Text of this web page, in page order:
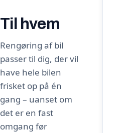
Til hvem
Rengøring af bil
passer til dig, der vil
have hele bilen
frisket op på én
gang – uanset om
det er en fast
omgang før